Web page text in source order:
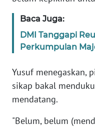
Baca Juga:
DMI Tanggapi
Perkumpulan
Yusuf menegaskan,
sikap bakal
mendatang.
"Belum, belum
WN
KEPRI
PAPUA
WN
BARAT